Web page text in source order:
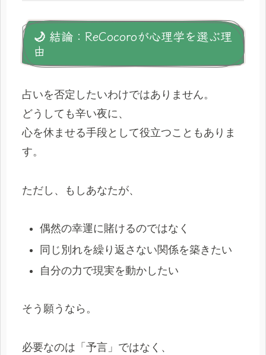
🌙 結論：ReCocoroが心理学を選ぶ理
由
占いを否定したいわけではありません。
どうしても辛い夜に、
心を休ませる手段として役立つこともありま
す。
ただし、もしあなたが、
偶然の幸運に賭けるのではなく
同じ別れを繰り返さない関係を築きたい
自分の力で現実を動かしたい
そう願うなら。
必要なのは「予言」ではなく、